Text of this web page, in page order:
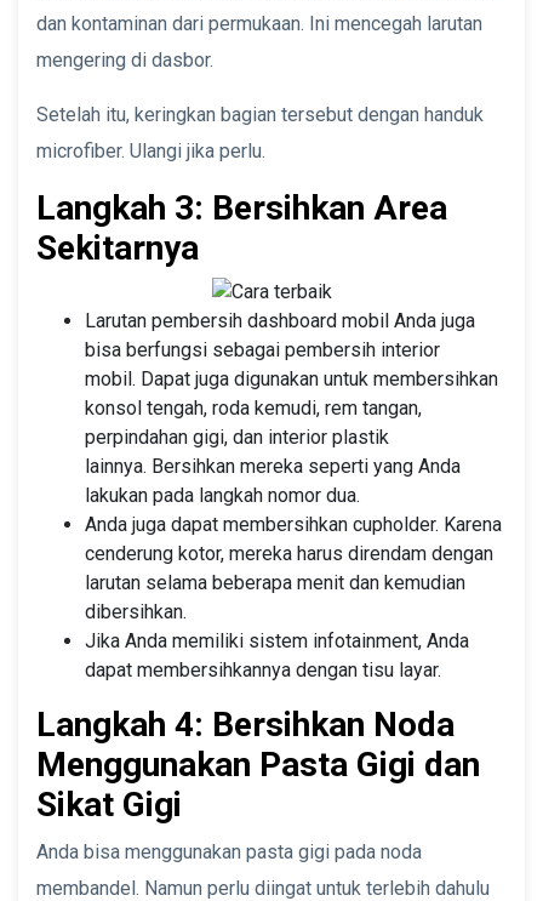
dan kontaminan dari permukaan. Ini mencegah larutan
mengering di dasbor.
Setelah itu, keringkan bagian tersebut dengan handuk
microfiber. Ulangi jika perlu.
Langkah 3: Bersihkan Area
Sekitarnya
Larutan pembersih dashboard mobil Anda juga
bisa berfungsi sebagai pembersih interior
mobil. Dapat juga digunakan untuk membersihkan
konsol tengah, roda kemudi, rem tangan,
perpindahan gigi, dan interior plastik
lainnya. Bersihkan mereka seperti yang Anda
lakukan pada langkah nomor dua.
Anda juga dapat membersihkan cupholder. Karena
cenderung kotor, mereka harus direndam dengan
larutan selama beberapa menit dan kemudian
dibersihkan.
Jika Anda memiliki sistem infotainment, Anda
dapat membersihkannya dengan tisu layar.
Langkah 4: Bersihkan Noda
Menggunakan Pasta Gigi dan
Sikat Gigi
Anda bisa menggunakan pasta gigi pada noda
membandel. Namun perlu diingat untuk terlebih dahulu